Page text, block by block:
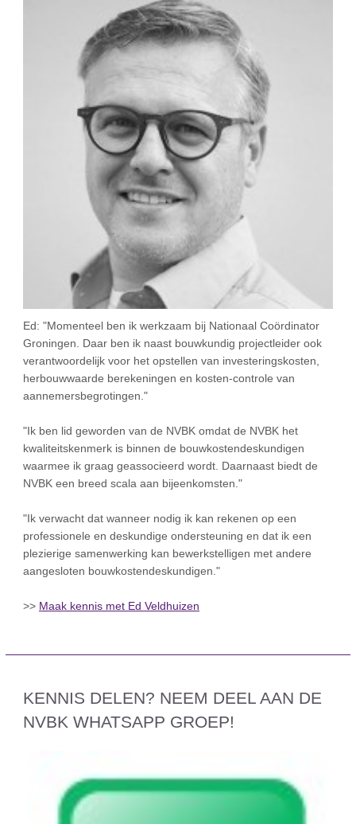
Ed: "Momenteel ben ik werkzaam bij Nationaal Coördinator
Groningen. Daar ben ik naast bouwkundig projectleider ook
verantwoordelijk voor het opstellen van investeringskosten,
herbouwwaarde berekeningen en kosten-controle van
aannemersbegrotingen."
"Ik ben lid geworden van de NVBK omdat de NVBK het
kwaliteitskenmerk is binnen de bouwkostendeskundigen
waarmee ik graag geassocieerd wordt. Daarnaast biedt de
NVBK een breed scala aan bijeenkomsten."
"Ik verwacht dat wanneer nodig ik kan rekenen op een
professionele en deskundige ondersteuning en dat ik een
plezierige samenwerking kan bewerkstelligen met andere
aangesloten bouwkostendeskundigen."
>> Maak kennis met Ed Veldhuizen
KENNIS DELEN? NEEM DEEL AAN DE
NVBK WHATSAPP GROEP!